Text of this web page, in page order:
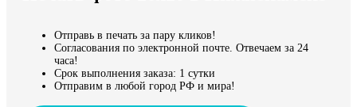
Продолжить без города
Отправь в печать за пару кликов!
Согласования по электронной почте. Отвечаем за 24
часа!
Срок выполнения заказа: 1 сутки
Отправим в любой город РФ и мира!